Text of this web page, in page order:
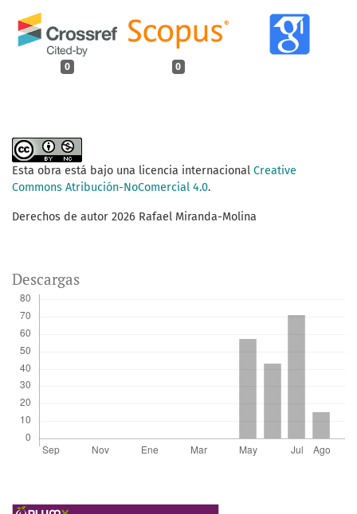
0 0
Esta obra está bajo una licencia internacional Creative
Commons Atribución-NoComercial 4.0.
Derechos de autor 2026 Rafael Miranda-Molina
Descargas